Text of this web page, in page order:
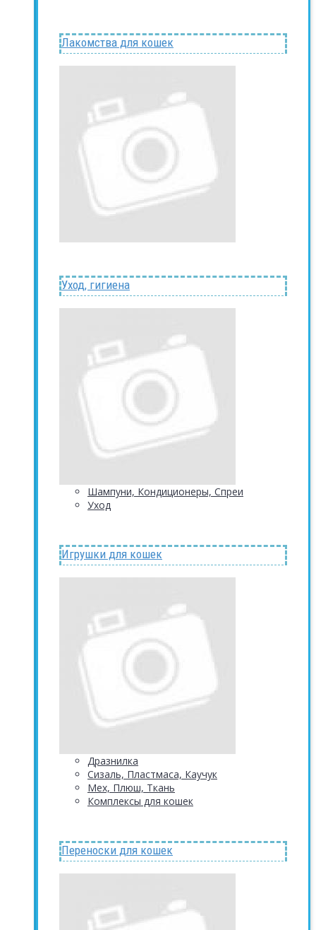
Лакомства для кошек
Уход, гигиена
Шампуни, Кондиционеры, Спреи
Уход
Игрушки для кошек
Дразнилка
Сизаль, Пластмаса, Каучук
Мех, Плюш, Ткань
Комплексы для кошек
Переноски для кошек